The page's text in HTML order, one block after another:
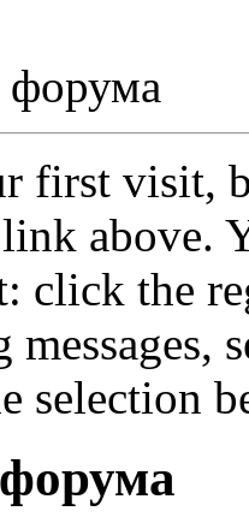
first visit,
above.
click the
messages,
selection